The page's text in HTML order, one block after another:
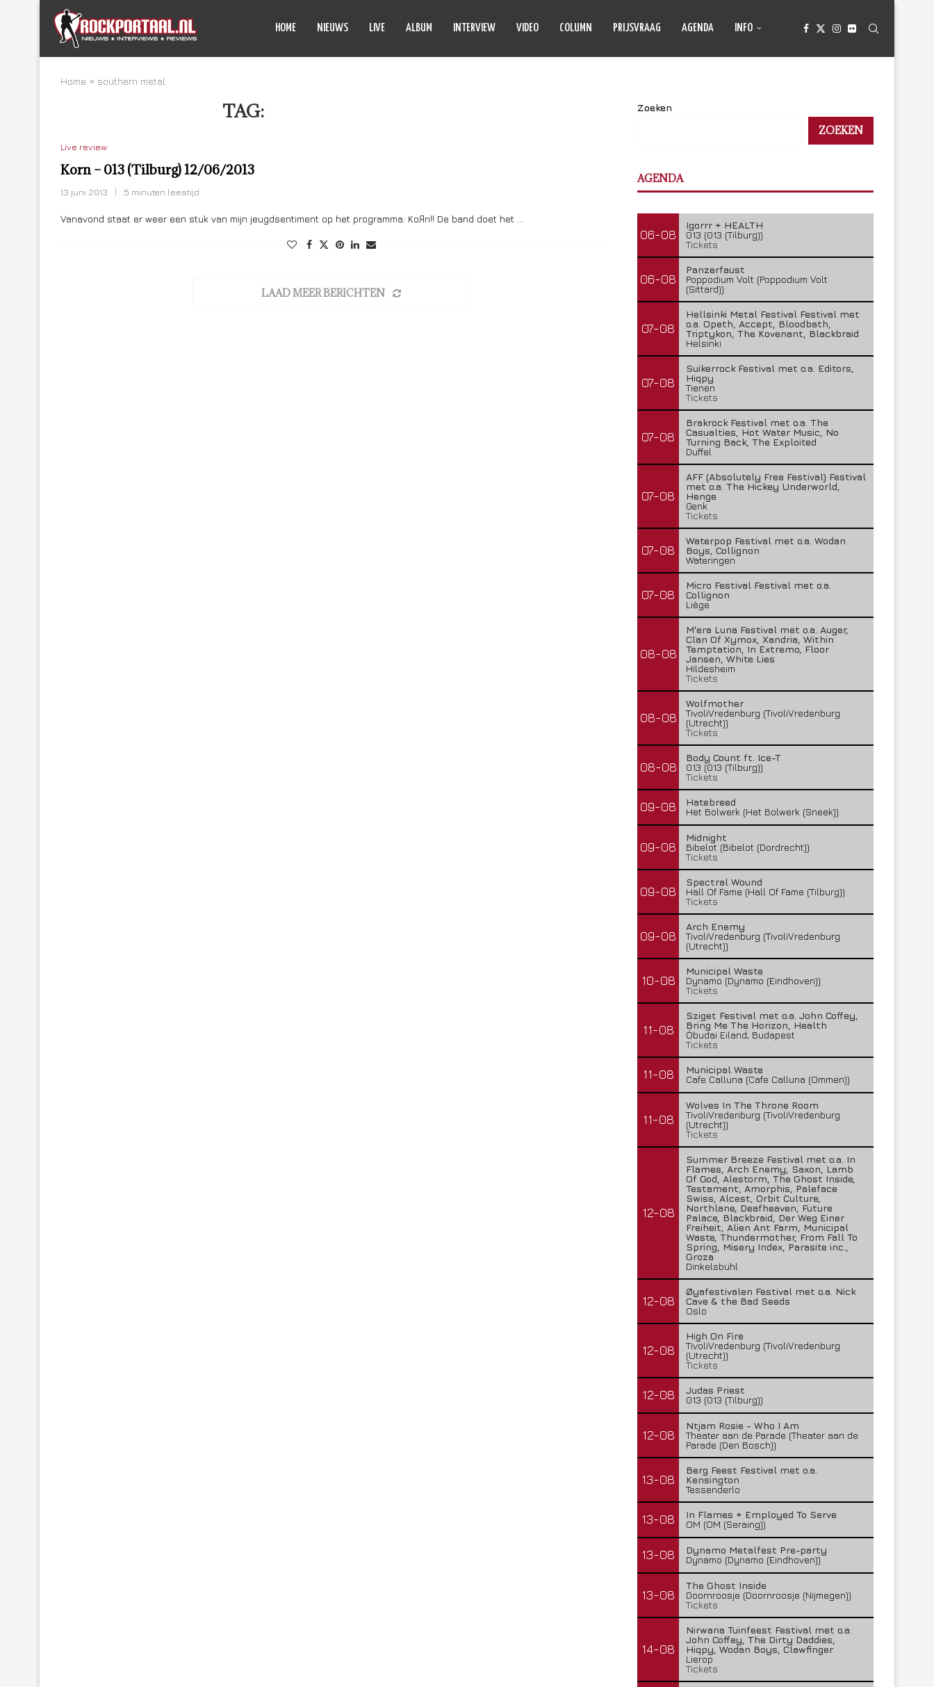
HOME NIEUWS LIVE ALBUM INTERVIEW VIDEO COLUMN PRIJSVRAAG AGENDA INFO
Home » southern metal
TAG:
Live review
Korn – 013 (Tilburg) 12/06/2013
13 juni 2013 5 minuten leestijd
Vanavond staat er weer een stuk van mijn jeugdsentiment op het programma: KoЯn!! De band doet het …
LAAD MEER BERICHTEN
Zoeken
ZOEKEN
AGENDA
06-08
Igorrr + HEALTH
013 (013 (Tilburg))
Tickets
06-08
Panzerfaust
Poppodium Volt (Poppodium Volt
(Sittard))
07-08
Hellsinki Metal Festival Festival met
o.a. Opeth, Accept, Bloodbath,
Triptykon, The Kovenant, Blackbraid
Helsinki
07-08
Suikerrock Festival met o.a. Editors,
Hiqpy
Tienen
Tickets
07-08
Brakrock Festival met o.a. The
Casualties, Hot Water Music, No
Turning Back, The Exploited
Duffel
07-08
AFF (Absolutely Free Festival) Festival
met o.a. The Hickey Underworld,
Henge
Genk
Tickets
07-08
Waterpop Festival met o.a. Wodan
Boys, Collignon
Wateringen
07-08
Micro Festival Festival met o.a.
Collignon
Liège
08-08
M'era Luna Festival met o.a. Auger,
Clan Of Xymox, Xandria, Within
Temptation, In Extremo, Floor
Jansen, White Lies
Hildesheim
Tickets
08-08
Wolfmother
TivoliVredenburg (TivoliVredenburg
(Utrecht))
Tickets
08-08
Body Count ft. Ice-T
013 (013 (Tilburg))
Tickets
09-08
Hatebreed
Het Bolwerk (Het Bolwerk (Sneek))
09-08
Midnight
Bibelot (Bibelot (Dordrecht))
Tickets
09-08
Spectral Wound
Hall Of Fame (Hall Of Fame (Tilburg))
Tickets
09-08
Arch Enemy
TivoliVredenburg (TivoliVredenburg
(Utrecht))
10-08
Municipal Waste
Dynamo (Dynamo (Eindhoven))
Tickets
11-08
Sziget Festival met o.a. John Coffey,
Bring Me The Horizon, Health
Óbudai Eiland, Budapest
Tickets
11-08
Municipal Waste
Cafe Calluna (Cafe Calluna (Ommen))
11-08
Wolves In The Throne Room
TivoliVredenburg (TivoliVredenburg
(Utrecht))
Tickets
12-08
Summer Breeze Festival met o.a. In
Flames, Arch Enemy, Saxon, Lamb
Of God, Alestorm, The Ghost Inside,
Testament, Amorphis, Paleface
Swiss, Alcest, Orbit Culture,
Northlane, Deafheaven, Future
Palace, Blackbraid, Der Weg Einer
Freiheit, Alien Ant Farm, Municipal
Waste, Thundermother, From Fall To
Spring, Misery Index, Parasite inc.,
Groza
Dinkelsbühl
12-08
Øyafestivalen Festival met o.a. Nick
Cave & the Bad Seeds
Oslo
12-08
High On Fire
TivoliVredenburg (TivoliVredenburg
(Utrecht))
Tickets
12-08
Judas Priest
013 (013 (Tilburg))
12-08
Ntjam Rosie - Who I Am
Theater aan de Parade (Theater aan de
Parade (Den Bosch))
13-08
Berg Feest Festival met o.a.
Kensington
Tessenderlo
13-08
In Flames + Employed To Serve
OM (OM (Seraing))
13-08
Dynamo Metalfest Pre-party
Dynamo (Dynamo (Eindhoven))
13-08
The Ghost Inside
Doornroosje (Doornroosje (Nijmegen))
Tickets
14-08
Nirwana Tuinfeest Festival met o.a.
John Coffey, The Dirty Daddies,
Hiqpy, Wodan Boys, Clawfinger
Lierop
Tickets